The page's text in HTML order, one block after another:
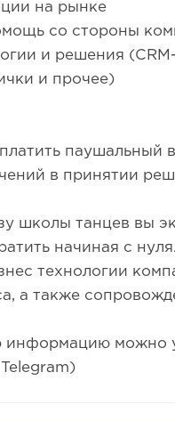
на рынке
со стороны
и решения
и прочее)
паушальный
в принятии
школы танцев вы
начиная с
технологии
а также
информацию можно